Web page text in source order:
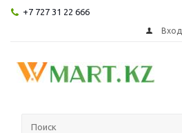
+7 727 31 22 666
Вход